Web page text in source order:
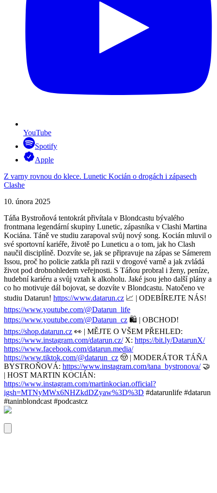
YouTube
Spotify
Apple
Z varny rovnou do klece. Lunetic Kocián o drogách i zápasech
Clashe
10. února 2025
Táňa Bystroňová tentokrát přivítala v Blondcastu bývalého
frontmana legendární skupiny Lunetic, zápasníka v Clashi Martina
Kociána. Táně ve studiu zarapoval svůj nový song. Kocián mluvil o
své sportovní kariéře, životě po Luneticu a o tom, jak ho Clash
naučil disciplíně. Dozvíte se, jak se připravuje na zápas se Sámerem
Issou, proč ho policie zatkla při razii v drogové varně a jak zvládá
život pod drobnohledem veřejnosti. S Táňou probral i ženy, peníze,
hudební kariéru a svůj vztah k alkoholu. Jaké jsou jeho další plány a
co ho motivuje dál bojovat, se dozvíte v Blondcastu. Natočeno ve
studiu Datarun! https://www.datarun.cz 📈 | ODEBÍREJTE NÁS!
https://www.youtube.com/@Datarun_life
https://www.youtube.com/@Datarun_cz 🛍️ | OBCHOD!
https://shop.datarun.cz 👀 | MĚJTE O VŠEM PŘEHLED:
https://www.instagram.com/datarun.cz/X: https://bit.ly/DatarunX/
https://www.facebook.com/datarun.media/
https://www.tiktok.com/@datarun_cz 🤠 | MODERÁTOR TÁŇA
BYSTROŇOVÁ: https://www.instagram.com/tana_bystronova/🤝
| HOST MARTIN KOCIÁN:
https://www.instagram.com/martinkocian.official?
igsh=MTNyMWx6NHZkdDZyaw%3D%3D #datarunlife #datarun
#taninblondcast #podcastcz